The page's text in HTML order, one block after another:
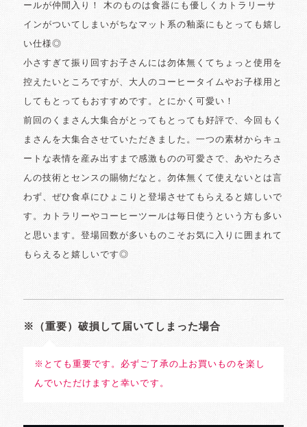
ールが仲間入り！ 木のものは食器にも優しくカトラリーサ
インがついてしまいがちなマット系の釉薬にもとっても嬉し
い仕様◎
小さすぎて振り回すお子さんには勿体無くてちょっと使用を
控えたいところですが、大人のコーヒータイムやお子様用と
してもとってもおすすめです。とにかく可愛い！
前回のくまさん大集合がとってもとっても好評で、今回もく
まさんを大集合させていただきました。一つの素材からキュ
ートな表情を産み出すまで感激ものの可愛さで、あやたろさ
んの技術とセンスの賜物だなと。勿体無くて使えないとは言
わず、ぜひ食卓にひょこりと登場させてもらえると嬉しいで
す。カトラリーやコーヒーツールは毎日使うという方も多い
と思います。登場回数が多いものこそお気に入りに囲まれて
もらえると嬉しいです◎
※（重要）破損して届いてしまった場合
※とても重要です。必ずご了承の上お買いものを楽し
んでいただけますと幸いです。